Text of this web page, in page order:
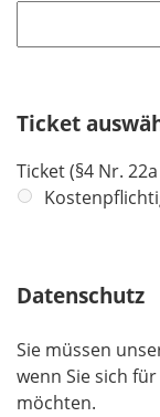
dt
l
h
f
e
Ticket
Ticket (§4 Nr.
Datenschutz
Sie müssen
wenn Sie sich
möchten.